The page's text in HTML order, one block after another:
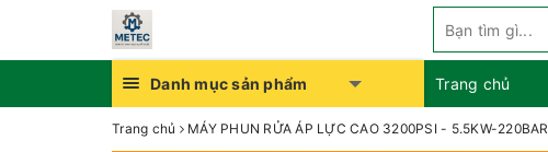
Danh mục sản phẩm Trang chủ
Trang chủ MÁY PHUN RỬA ÁP LỰC CAO 3200PSI - 5.5KW-220BAR